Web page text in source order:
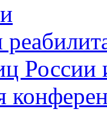
России